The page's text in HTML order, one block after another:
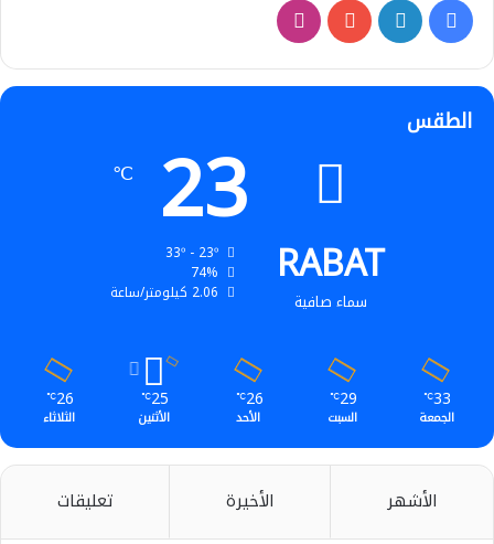
فيسبوكلينكدإن‫YouTubeانستقرام
الطقس
RABAT
سماء صافية
23
℃
33º - 23º
74%
2.06 كيلومتر/ساعة
33
℃
الجمعة
29
℃
السبت
26
℃
الأحد
25
℃
الأثنين
26
℃
الثلاثاء
الأشهر الأخيرة تعليقات